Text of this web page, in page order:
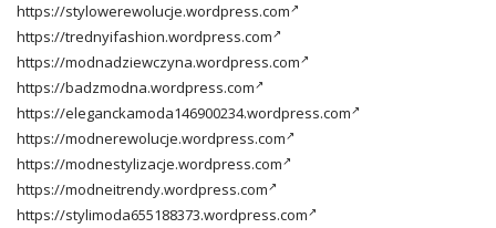
https://stylowerewolucje.wordpress.com
https://trednyifashion.wordpress.com
https://modnadziewczyna.wordpress.com
https://badzmodna.wordpress.com
https://eleganckamoda146900234.wordpress.com
https://modnerewolucje.wordpress.com
https://modnestylizacje.wordpress.com
https://modneitrendy.wordpress.com
https://stylimoda655188373.wordpress.com